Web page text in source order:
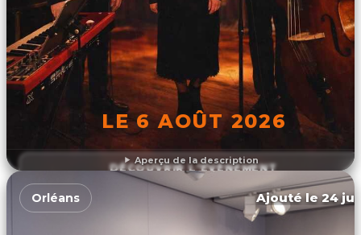
Aperçu de la description
LE 6 AOÛT 2026
DÉCOUVRIR L'ÉVÉNEMENT
Orléans Ajouté le 24